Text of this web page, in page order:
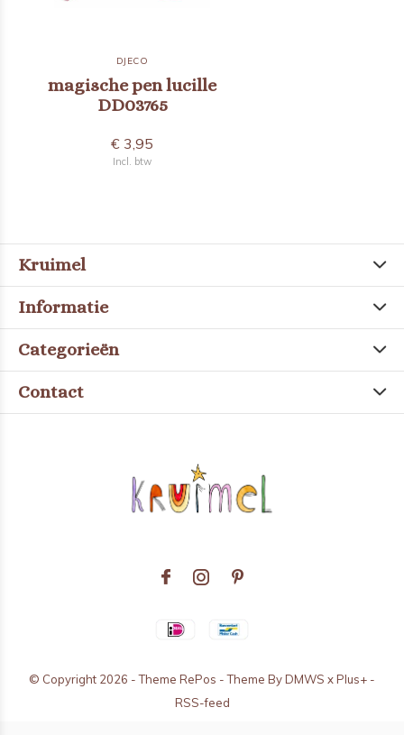
DJECO
magische pen lucille
DD03765
€ 3,95
Incl. btw
Kruimel
Informatie
Categorieën
Contact
© Copyright 2026 - Theme RePos - Theme ByDMWS xPlus+ -
RSS-feed